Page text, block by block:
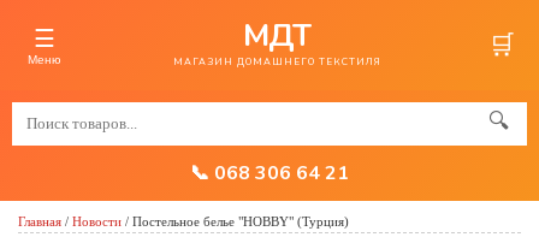
☰
Меню
МДТ
МАГАЗИН ДОМАШНЕГО ТЕКСТИЛЯ 🛒
🔍
📞 068 306 64 21
Главная / Новости / Постельное белье "HOBBY" (Турция)